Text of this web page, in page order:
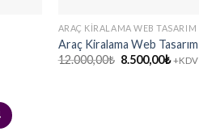
ARAÇ KIRALAMA WEB TASARIM
Araç Kiralama Web Tasarım
12.000,00₺ Orijinal
8.500,00₺Şu
+KDV